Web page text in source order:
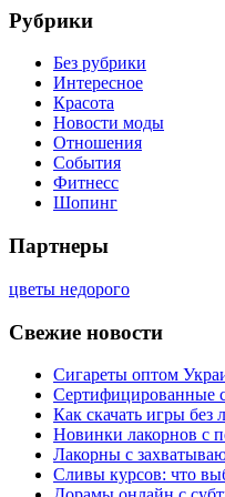
Рубрики
Без рубрики
Интересное
Красота
Новости моды
Отношения
События
Фитнесс
Шопинг
Партнеры
цветы недорого
Свежие новости
Сигареты оптом
Сертифицированные
Как скачать игры без
Новинки лакорнов с
Лакорны с
Сливы курсов: что